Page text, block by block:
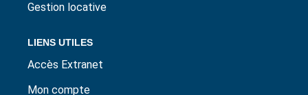
Gestion locative
LIENS UTILES
Accès Extranet
Mon compte